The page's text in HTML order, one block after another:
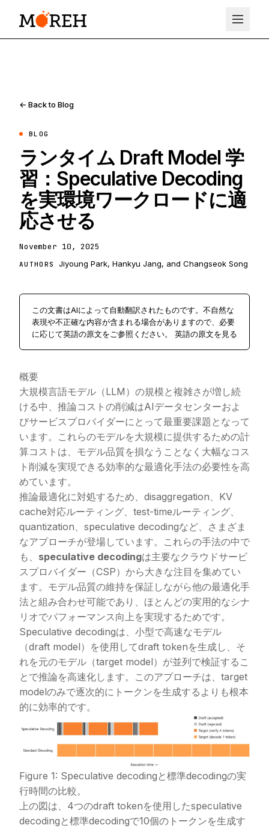
← Back to Blog
BLOG
ランタイム Draft Model 学
習：Speculative Decoding
を実環境ワークロードに適
応させる
November 10, 2025
AUTHORS Jiyoung Park, Hankyu Jang, and Changseok Song
この文書はAIによって自動翻訳されたものです。不自然な
表現や不正確な内容が含まれる場合がありますので、必要
に応じて英語の原文をご参照ください。
英語の原文を見る
概要
大規模言語モデル（LLM）の規模と複雑さが増し続
ける中、推論コストの削減はAIデータセンターおよ
びサービスプロバイダーにとって最重要課題となって
います。これらのモデルを大規模に提供するための計
算コストは、モデル品質を損なうことなく大幅なコス
ト削減を実現できる効率的な最適化手法の必要性を高
めています。
推論最適化に対処するため、disaggregation、KV
cache対応ルーティング、test-timeルーティング、
quantization、speculative decodingなど、さまざま
なアプローチが登場しています。これらの手法の中で
も、 speculative decodingは主要なクラウドサービ
スプロバイダー（CSP）から大きな注目を集めてい
ます。モデル品質の維持を保証しながら他の最適化手
法と組み合わせ可能であり、ほとんどの実用的なシナ
リオでパフォーマンス向上を実現するためです。
Speculative decodingは、小型で高速なモデル
（draft model）を使用してdraft tokenを生成し、そ
れを元のモデル（target model）が並列で検証するこ
とで推論を高速化します。このアプローチは、target
modelのみで逐次的にトークンを生成するよりも根本
的に効率的です。
Figure 1: Speculative decodingと標準decodingの実
行時間の比較。
上の図は、4つのdraft tokenを使用したspeculative
decodingと標準decodingで10個のトークンを生成す